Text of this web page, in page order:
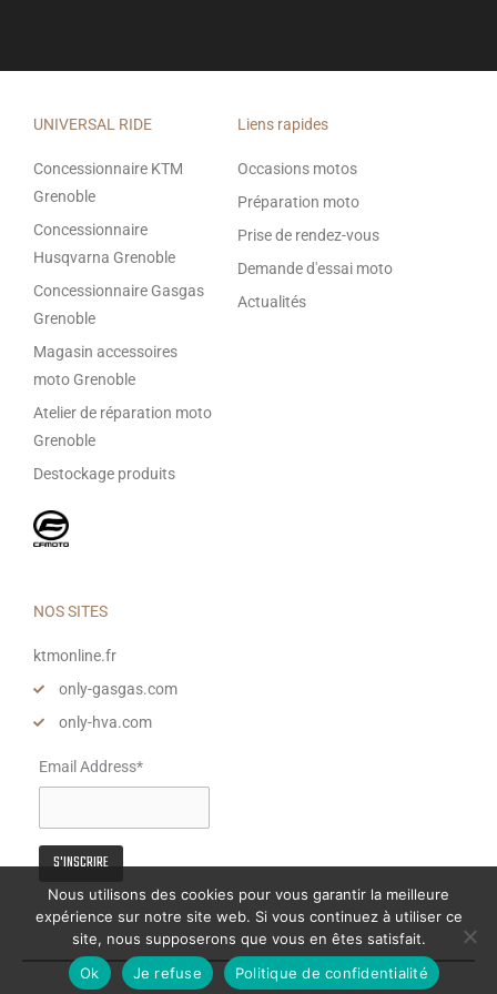
UNIVERSAL RIDE
Concessionnaire KTM
Grenoble
Concessionnaire
Husqvarna Grenoble
Concessionnaire Gasgas
Grenoble
Magasin accessoires
moto Grenoble
Atelier de réparation moto
Grenoble
Destockage produits
Liens rapides
Occasions motos
Préparation moto
Prise de rendez-vous
Demande d'essai moto
Actualités
NOS SITES
ktmonline.fr
only-gasgas.com
only-hva.com
Email Address*
Nous utilisons des cookies pour vous garantir la meilleure
expérience sur notre site web. Si vous continuez à utiliser ce
site, nous supposerons que vous en êtes satisfait.
Ok
Je refuse Politique de confidentialité